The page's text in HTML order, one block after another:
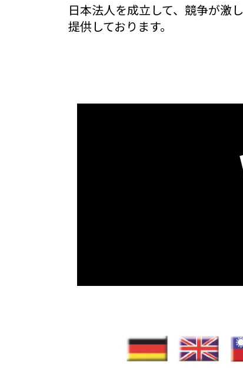
日本法人を成立して、競争が激
提供しております。